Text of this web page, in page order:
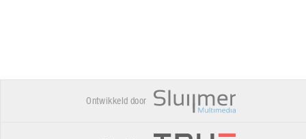
Ontwikkeld door